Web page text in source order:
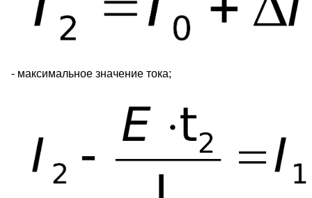
- максимальное значение тока;